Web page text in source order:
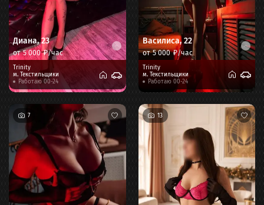
Диана,23
от5 000₽/час
Trinity
м. Текстильщики
Работаю 00-24
Василиса,22
от5 000₽/час
Trinity
м. Текстильщики
Работаю 00-24
7 13